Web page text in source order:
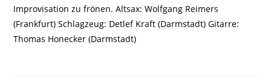
Improvisation zu frönen. Altsax: Wolfgang Reimers
(Frankfurt) Schlagzeug: Detlef Kraft (Darmstadt) Gitarre:
Thomas Honecker (Darmstadt)